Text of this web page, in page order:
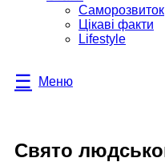
Саморозвиток
Цікаві факти
Lifestyle
Меню
Свято